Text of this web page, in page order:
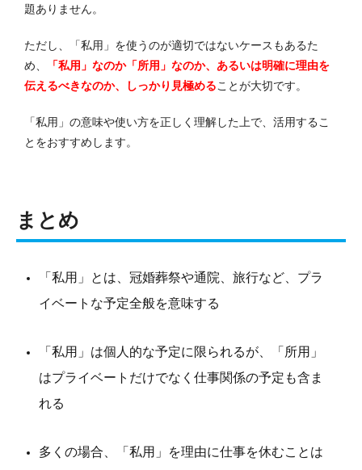
題ありません。
ただし、「私用」を使うのが適切ではないケースもあるた
め、
「私用」なのか「所用」なのか、あるいは明確に理由を
伝えるべきなのか、しっかり見極めることが大切です。
「私用」の意味や使い方を正しく理解した上で、活用するこ
とをおすすめします。
まとめ
「私用」とは、冠婚葬祭や通院、旅行など、プラ
イベートな予定全般を意味する
「私用」は個人的な予定に限られるが、「所用」
はプライベートだけでなく仕事関係の予定も含ま
れる
多くの場合、「私用」を理由に仕事を休むことは